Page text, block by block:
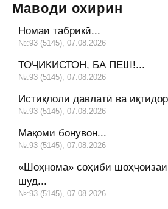
Маводи охирин
Номаи табрикӣ...
№:93 (5145), 07.08.2026
ТОҶИКИСТОН, БА ПЕШ!...
№:93 (5145), 07.08.2026
Истиқлоли давлатӣ ва
№:93 (5145), 07.08.2026
Мақоми бонувон...
№:93 (5145), 07.08.2026
«Шоҳнома» соҳиби
шуд...
№:93 (5145), 07.08.2026